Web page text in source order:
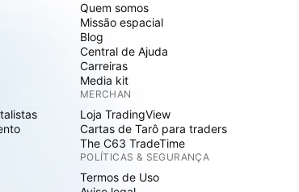
Quem somos
Missão espacial
Blog
Central de Ajuda
Carreiras
Media kit
MERCHAN
Loja TradingView
Cartas de Tarô para traders
The C63 TradeTime
POLÍTICAS & SEGURANÇA
Termos de Uso